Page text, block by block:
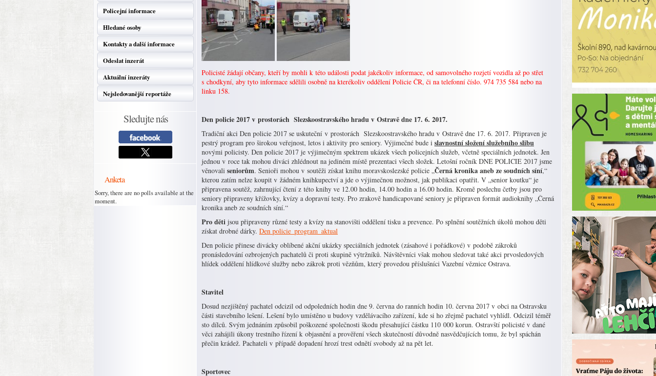
Policejní informace
Hledané osoby
Kontakty a další informace
Odeslat inzerát
Aktuální inzeráty
Nejsledovanější reportáže
Sledujte nás
Anketa
Sorry, there are no polls available at the
moment.
Policisté žádají občany, kteří by mohli k této události podat jakékoliv informace, od samovolného rozjetí vozidla až po střet
s chodkyní, aby tyto informace sdělili osobně na kterékoliv oddělení Policie ČR, či na telefonní číslo. 974 735 584 nebo na
linku 158.
Den policie 2017 v prostorách Slezskoostravského hradu v Ostravě dne 17. 6. 2017.
Tradiční akci Den policie 2017 se uskuteční v prostorách Slezskoostravského hradu v Ostravě dne 17. 6. 2017. Připraven je
pestrý program pro širokou veřejnost, letos i aktivity pro seniory. Výjimečné bude i slavnostní složení služebního slibu
novými policisty. Den policie 2017 je výjimečným spektrem ukázek všech policejních služeb, včetně speciálních jednotek. Jen
jednou v roce tak mohou diváci zhlédnout na jediném místě prezentaci všech složek. Letošní ročník DNE POLICIE 2017 jsme
věnovali seniorům. Senioři mohou v soutěži získat knihu moravskoslezské policie „Černá kronika aneb ze soudních síní,“
kterou zatím nelze koupit v žádném knihkupectví a jde o výjimečnou možnost, jak publikaci opatřit. V „senior koutku“ je
připravena soutěž, zahrnující čtení z této knihy ve 12.00 hodin, 14.00 hodin a 16.00 hodin. Kromě poslechu četby jsou pro
seniory připraveny křížovky, kvízy a dopravní testy. Pro zrakově handicapované seniory je připraven formát audioknihy „Černá
kronika aneb ze soudních síní.“
Pro děti jsou připraveny různé testy a kvízy na stanovišti oddělení tisku a prevence. Po splnění soutěžních úkolů mohou děti
získat drobné dárky. Den policie_program_aktual
Den policie přinese divácky oblíbené akční ukázky speciálních jednotek (zásahové i pořádkové) v podobě zákroků
pronásledování ozbrojených pachatelů či proti skupině výtržníků. Návštěvníci však mohou sledovat také akci prvosledových
hlídek oddělení hlídkové služby nebo zákrok proti vězňům, který provedou příslušníci Vazební věznice Ostrava.
Stavitel
Dosud nezjištěný pachatel odcizil od odpoledních hodin dne 9. června do ranních hodin 10. června 2017 v obci na Ostravsku
části stavebního lešení. Lešení bylo umístěno u budovy vzdělávacího zařízení, kde si ho zřejmě pachatel vyhlídl. Odcizil téměř
sto dílců. Svým jednáním způsobil poškozené společnosti škodu přesahující částku 110 000 korun. Ostravští policisté v dané
věci zahájili úkony trestního řízení k objasnění a prověření všech skutečností důvodně nasvědčujících tomu, že byl spáchán
přečin krádež. Pachateli v případě dopadení hrozí trest odnětí svobody až na pět let.
Sportovec